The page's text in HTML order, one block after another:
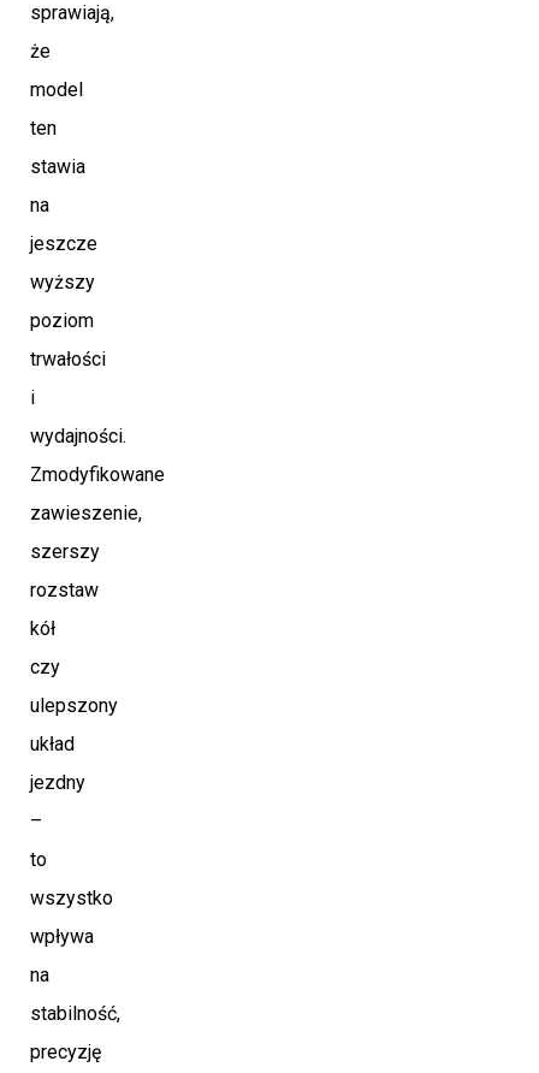
sprawiają,
że
model
ten
stawia
na
jeszcze
wyższy
poziom
trwałości
i
wydajności.
Zmodyfikowane
zawieszenie,
szerszy
rozstaw
kół
czy
ulepszony
układ
jezdny
–
to
wszystko
wpływa
na
stabilność,
precyzję